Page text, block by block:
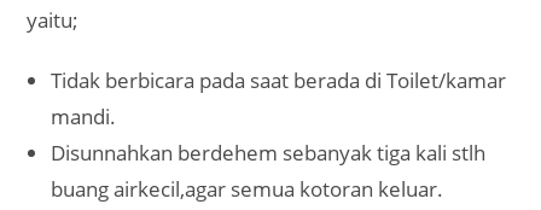
yaitu;
Tidak berbicara pada saat berada di Toilet/kamar
mandi.
Disunnahkan berdehem sebanyak tiga kali stlh
buang airkecil,agar semua kotoran keluar.